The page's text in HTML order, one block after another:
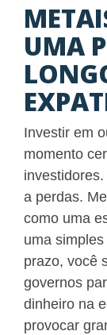
UMA
Investir em
momento
a perdas.
como uma
uma
prazo, você
governos
dinheiro na
provocar